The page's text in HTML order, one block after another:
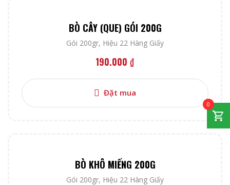
BÒ CÂY (QUE) GÓI 200G
Gói 200gr, Hiệu 22 Hàng Giấy
190.000 ₫
Đặt mua
BÒ KHÔ MIẾNG 200G
Gói 200gr, Hiệu 22 Hàng Giấy
0